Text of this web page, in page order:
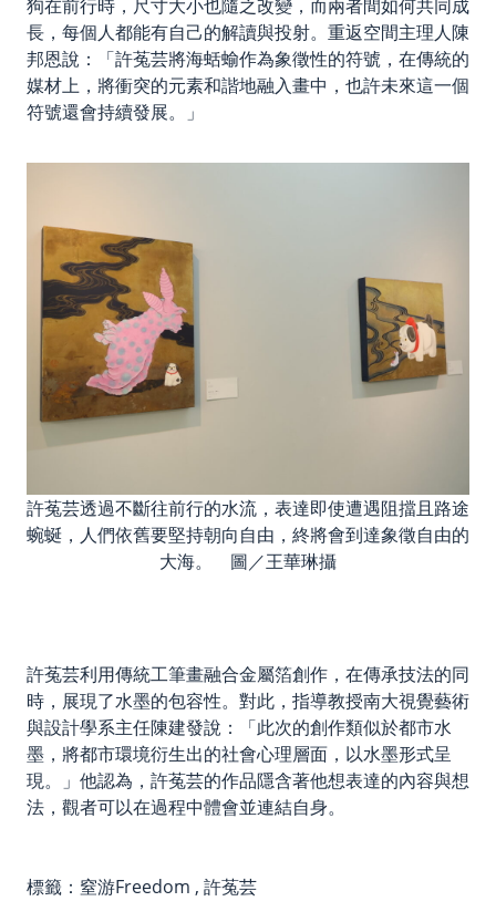
狗在前行時，尺寸大小也隨之改變，而兩者間如何共同成
長，每個人都能有自己的解讀與投射。重返空間主理人陳
邦恩說：「許菟芸將海蛞蝓作為象徵性的符號，在傳統的
媒材上，將衝突的元素和諧地融入畫中，也許未來這一個
符號還會持續發展。」
許菟芸透過不斷往前行的水流，表達即使遭遇阻擋且路途
蜿蜒，人們依舊要堅持朝向自由，終將會到達象徵自由的
大海。 圖／王華琳攝
許菟芸利用傳統工筆畫融合金屬箔創作，在傳承技法的同
時，展現了水墨的包容性。對此，指導教授南大視覺藝術
與設計學系主任陳建發說：「此次的創作類似於都市水
墨，將都市環境衍生出的社會心理層面，以水墨形式呈
現。」他認為，許菟芸的作品隱含著他想表達的內容與想
法，觀者可以在過程中體會並連結自身。
標籤： 窒游Freedom , 許菟芸